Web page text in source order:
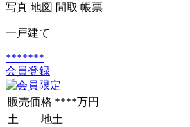
写真 地図 間取 帳票
一戸建て
*******
会員登録
販売価格 ****万円
土 地土